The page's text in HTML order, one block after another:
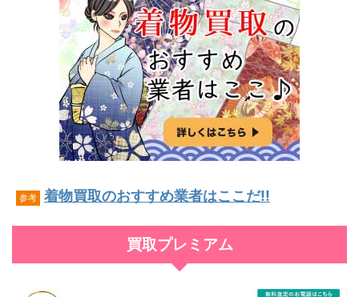
参考 着物買取のおすすめ業者はここだ!!
買取プレミアム